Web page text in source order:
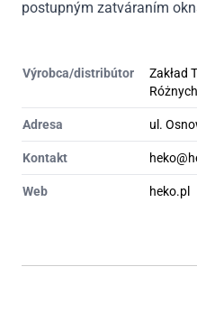
postupným zatváraním
Výrobca/distribútor
Zakład
Adresa ul.
Kontakt
Web heko.pl